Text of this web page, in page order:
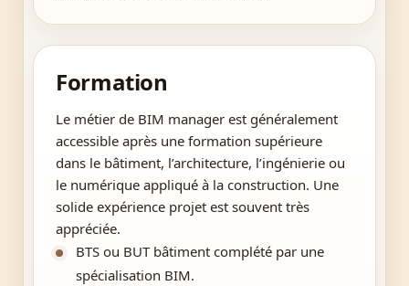
Formation
Le métier de BIM manager est généralement
accessible après une formation supérieure
dans le bâtiment, l’architecture, l’ingénierie ou
le numérique appliqué à la construction. Une
solide expérience projet est souvent très
appréciée.
BTS ou BUT bâtiment complété par une
spécialisation BIM.